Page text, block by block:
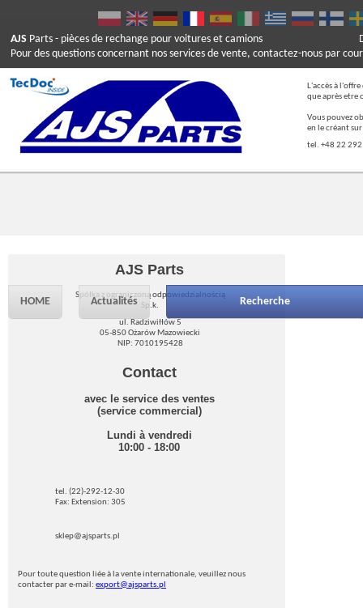
AJS Parts - pièces de rechange pour voitures et camions
Pour des questions concernant nos services de vente, contactez-nous par
L'accès à
que après etre
Vous pouvez
en le créant
tel. +48 22
HOME Actualités Recherche
AJS Parts
Spółka z ograniczoną odpowiedzialnością
Sp.k.
ul. Radziwiłłów 5
05-850 Ożarów Mazowiecki
NIP: 7010195428
Contact
avec le service des ventes
(service commercial)
Lundi à vendredi
10:00 - 18:00
tel. (22)-292-12-30
Fax: Extension: 305
sklep@ajsparts.pl
Pour toute question liée à la vente internationale, veuillez nous
contacter par e-mail: export@ajsparts.pl